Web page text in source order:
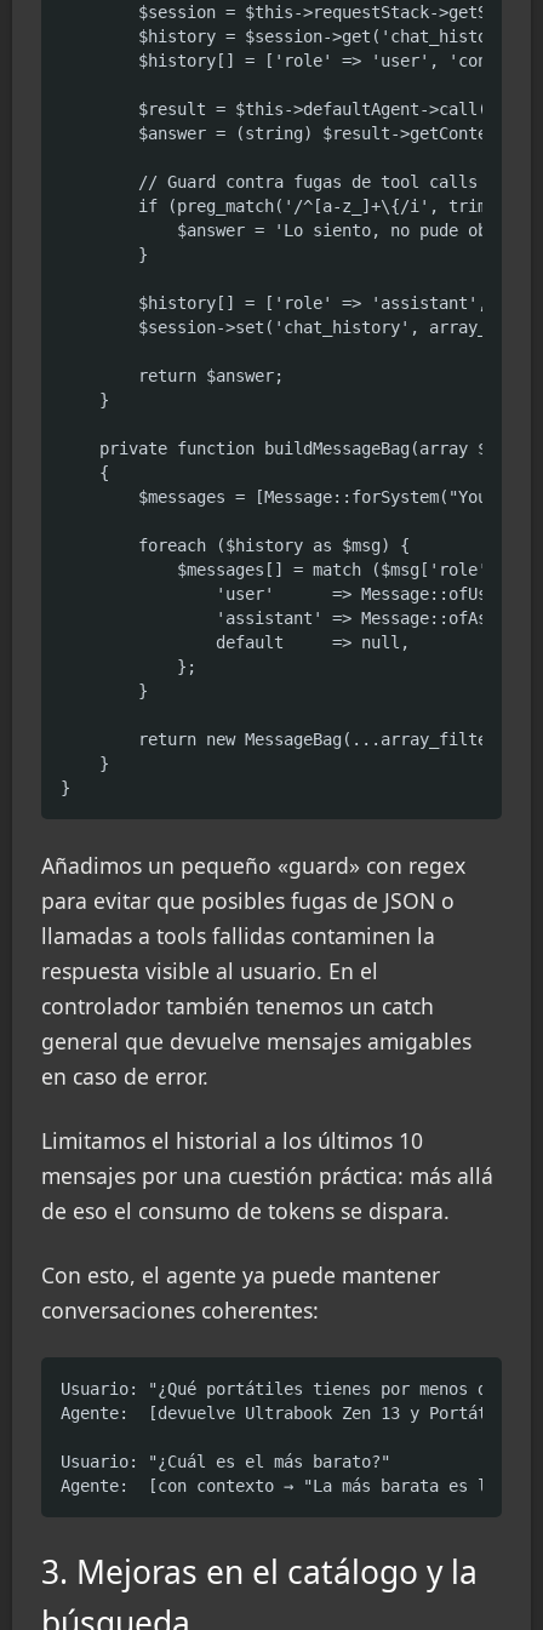
$session = $this->requestStack-
$history = $session->get('chat_history',
$history[] = ['role' => 'user', 'content'
$result = $this->defaultAgent-
        $answer = (string) $result->getContent();
// Guard contra fugas de tool calls o
if (preg_match('/^[a-z_]+\{/i',
$answer = 'Lo siento, no pude
        }
$history[] = ['role' => 'assistant',
$session->set('chat_history',
        return $answer;
    }
private function buildMessageBag(array
    {
$messages = [Message::forSystem("You are
        foreach ($history as $msg) {
            $messages[] = match ($msg['role']) {
'user'      =>
'assistant' =>
                default     => null,
            };
        }
return new
    }
}
Añadimos un pequeño «guard» con regex
para evitar que posibles fugas de JSON o
llamadas a tools fallidas contaminen la
respuesta visible al usuario. En el
controlador también tenemos un catch
general que devuelve mensajes amigables
en caso de error.
Limitamos el historial a los últimos 10
mensajes por una cuestión práctica: más allá
de eso el consumo de tokens se dispara.
Con esto, el agente ya puede mantener
conversaciones coherentes:
Usuario: "¿Qué portátiles tienes por menos de
Agente:  [devuelve Ultrabook Zen 13 y Portátil
Usuario: "¿Cuál es el más barato?"
Agente:  [con contexto → "La más barata es la
3. Mejoras en el catálogo y la